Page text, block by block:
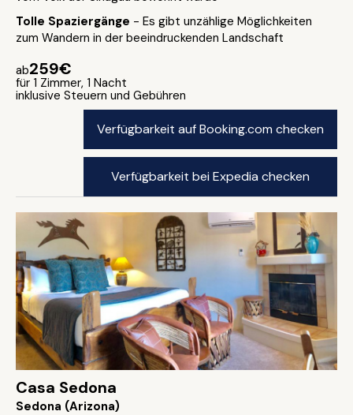
Tolle Spaziergänge - Es gibt unzählige Möglichkeiten
zum Wandern in der beeindruckenden Landschaft
ab259€
für 1 Zimmer, 1 Nacht
inklusive Steuern und Gebühren
Verfügbarkeit auf Booking.com checken
Verfügbarkeit bei Expedia checken
Casa Sedona
Sedona (Arizona)